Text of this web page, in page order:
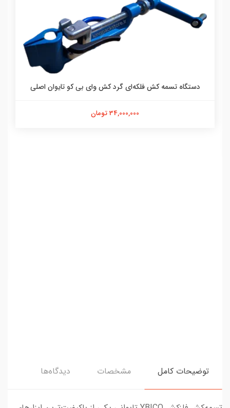
دستگاه تسمه کش فلکه‌ای گرد کش وای بی کو تایوان اصلی
34,000,000 تومان
توضیحات کامل مشخصات دیدگاه‌ها